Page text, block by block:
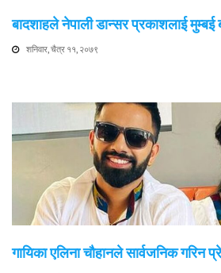
बादशाहले नेपाली डान्सर प्रकाशलाई मुम्बई
शनिवार, चैत्र ११, २०७९
गायिका एलिना चौहानले सार्वजनिक गरिन